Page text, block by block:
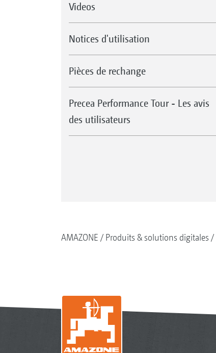
Videos
Notices d'utilisation
Pièces de rechange
Precea Performance Tour - Les avis
des utilisateurs
AMAZONE Produits & solutions digitales